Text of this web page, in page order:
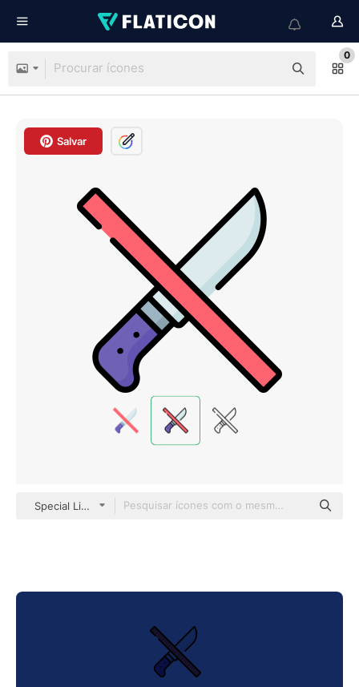
0
Salvar
Special Lineal color